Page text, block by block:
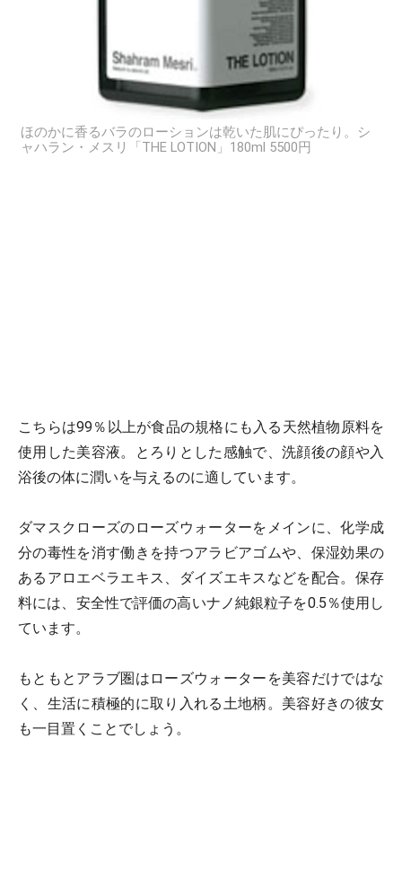
ほのかに香るバラのローションは乾いた肌にぴったり。シ
ャハラン・メスリ「THE LOTION」180ml 5500円
こちらは99％以上が食品の規格にも入る天然植物原料を
使用した美容液。とろりとした感触で、洗顔後の顔や入
浴後の体に潤いを与えるのに適しています。
ダマスクローズのローズウォーターをメインに、化学成
分の毒性を消す働きを持つアラビアゴムや、保湿効果の
あるアロエベラエキス、ダイズエキスなどを配合。保存
料には、安全性で評価の高いナノ純銀粒子を0.5％使用し
ています。
もともとアラブ圏はローズウォーターを美容だけではな
く、生活に積極的に取り入れる土地柄。美容好きの彼女
も一目置くことでしょう。